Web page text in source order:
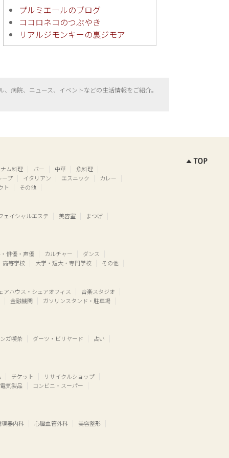
プルミエールのブログ
ココロネコのつぶやき
リアルジモンキーの裏ジモア
、病院、ニュース、イベントなどの生活情報をご紹介。
ム料理 バー 中華
魚料理
ープ
イタリアン エスニック
カレー
ト
その他
ェイシャルエステ 美容室 まつげ
俳優・声優 カルチャー
ダンス
高等学校
大学・短大・専門学校 その他
アハウス・シェアオフィス
音楽スタジオ
金融機関
ガソリンスタンド・駐車場
ガ喫茶 ダーツ・ビリヤード 占い
チケット
リサイクルショップ
電気製品
コンビニ・スーパー
環器内科 心臓血管外科 美容整形